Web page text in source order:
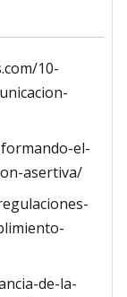
10-
el-
asertiva/
de-la-